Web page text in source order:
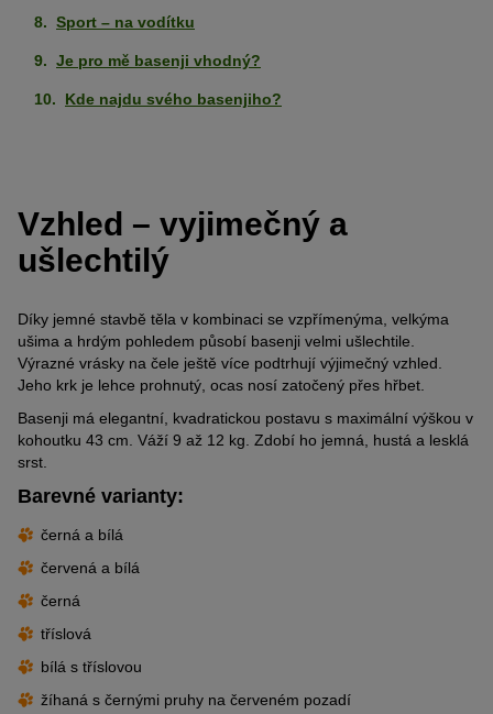
Sport – na vodítku
Je pro mě basenji vhodný?
Kde najdu svého basenjiho?
Vzhled – vyjimečný a
ušlechtilý
Díky jemné stavbě těla v kombinaci se vzpřímenýma, velkýma
ušima a hrdým pohledem působí basenji velmi ušlechtile.
Výrazné vrásky na čele ještě více podtrhují výjimečný vzhled.
Jeho krk je lehce prohnutý, ocas nosí zatočený přes hřbet.
Basenji má elegantní, kvadratickou postavu s maximální výškou v
kohoutku 43 cm. Váží 9 až 12 kg. Zdobí ho jemná, hustá a lesklá
srst.
Barevné varianty:
černá a bílá
červená a bílá
černá
tříslová
bílá s tříslovou
žíhaná s černými pruhy na červeném pozadí